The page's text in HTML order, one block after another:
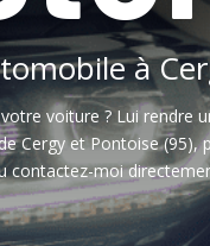
à
voiture ? Lui rendre
Cergy et Pontoise
contactez-moi